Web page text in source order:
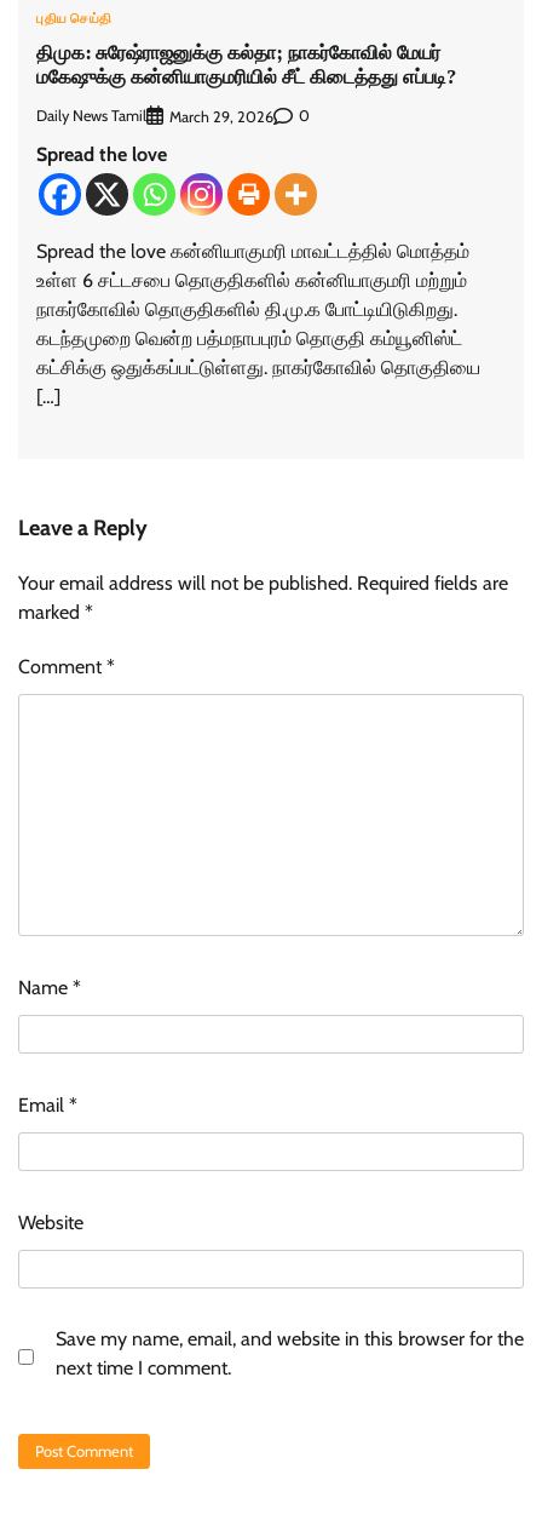
புதிய செய்தி
திமுக: சுரேஷ்ராஜனுக்கு கல்தா; நாகர்கோவில் மேயர்
மகேஷுக்கு கன்னியாகுமரியில் சீட் கிடைத்தது எப்படி?
Daily News Tamil March 29, 2026 0
Spread the love
Spread the love கன்னியாகுமரி மாவட்டத்தில் மொத்தம்
உள்ள 6 சட்டசபை தொகுதிகளில் கன்னியாகுமரி மற்றும்
நாகர்கோவில் தொகுதிகளில் தி.மு.க போட்டியிடுகிறது.
கடந்தமுறை வென்ற பத்மநாபபுரம் தொகுதி கம்யூனிஸ்ட்
கட்சிக்கு ஒதுக்கப்பட்டுள்ளது. நாகர்கோவில் தொகுதியை
[…]
Leave a Reply
Your email address will not be published. Required fields are
marked *
Comment*
Name *
Email *
Website
Save my name, email, and website in this browser for the
next time I comment.